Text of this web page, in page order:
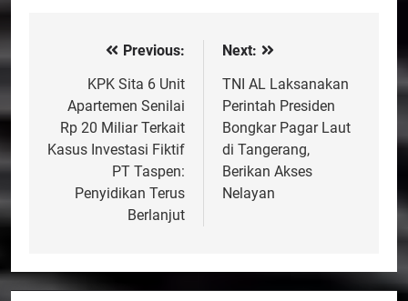
NavigasiPrevious:
KPK Sita 6 Unit
Apartemen Senilai
Rp 20 Miliar Terkait
Kasus Investasi Fiktif
PT Taspen:
Penyidikan Terus
Berlanjut
Next:
TNI AL Laksanakan
Perintah Presiden
Bongkar Pagar Laut
di Tangerang,
Berikan Akses
Nelayan